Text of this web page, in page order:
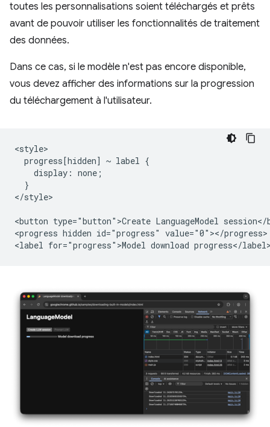
toutes les personnalisations soient téléchargés et prêts
avant de pouvoir utiliser les fonctionnalités de traitement
des données.
Dans ce cas, si le modèle n'est pas encore disponible,
vous devez afficher des informations sur la progression
du téléchargement à l'utilisateur.
<style>
  progress[hidden] ~ label {
    display: none;
  }
</style>
<button type="button">Create LanguageModel session</
<progress hidden id="progress" value="0"></progress>